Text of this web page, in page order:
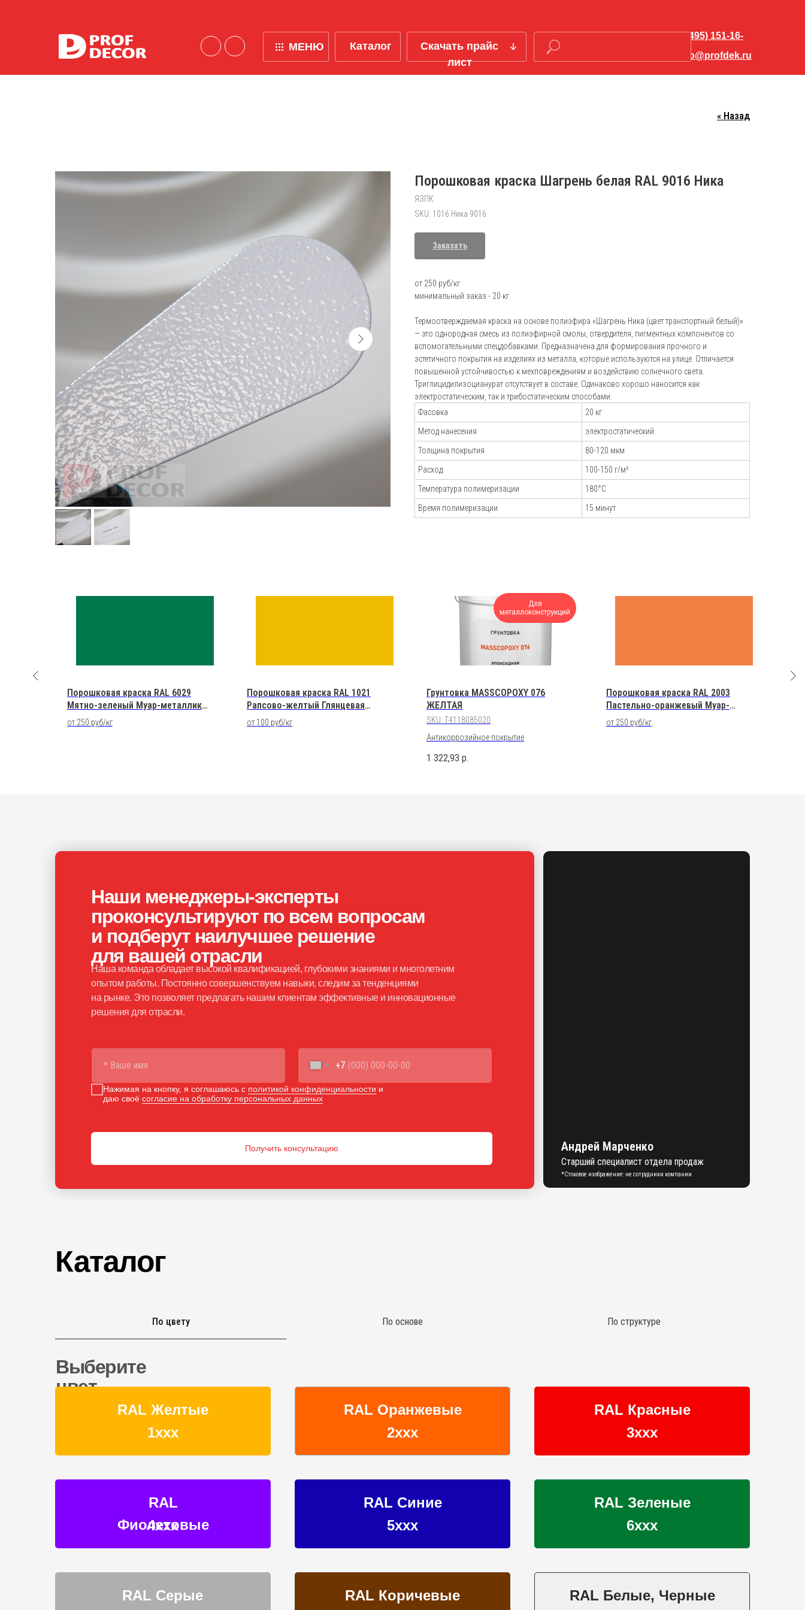
МЕНЮ
Скачать прайс
лист
Каталог
+7 (495) 151-16-
hello@profdek.ru
Оборудование
Краски эконом-сегмента
Смывка
Линии порошковой окраски
Пистолеты-распылители
Эпоксидные краски
Эпоксидно-полиэфирные краски
Полиуретановые краски
Термопластичные краски
Разработка краски на заказ
Аксессуары для окраски
г. Ярославль, ул. Полушкина роща, д.
16с34
Блог
порошковой
краски
Калькулятор
расхода краски
Отзывы
Установки порошковой окраски Tesla
Установки порошковой окраски Радар
Установки порошковой окраски Electron
« Назад
Порошковая краска Шагрень белая RAL 9016 Ника
ЯЗПК
SKU: 1016 Ника 9016
Заказать
от 250 руб/кг
минимальный заказ - 20 кг
Термоотверждаемая краска на основе полиэфира «Шагрень Ника (цвет транспортный белый)»
— это однородная смесь из полиэфирной смолы, отвердителя, пигментных компонентов со
вспомогательными спецдобавками. Предназначена для формирования прочного и
эстетичного покрытия на изделиях из металла, которые используются на улице. Отличается
повышенной устойчивостью к мехповреждениям и воздействию солнечного света.
Триглицидилизоцианурат отсутствует в составе. Одинаково хорошо наносится как
электростатическим, так и трибостатическим способами.
Фасовка
20 кг
Метод нанесения
электростатический
Толщина покрытия
80-120 мкм
Расход
100-150 г/м²
Температура полимеризации
180°С
Время полимеризации
15 минут
Порошковая краска RAL 6029
Мятно-зеленый Муар-металлик
Полиэфирная
от 250 руб/кг
Порошковая краска RAL 1021
Рапсово-желтый Глянцевая
Полиэфирная
от 100 руб/кг
Для
металлоконструкций
Грунтовка MASSCOPOXY 076
ЖЕЛТАЯ
SKU: T4118085020
Антикоррозийное покрытие
1 322,93 р.
Порошковая краска RAL 2003
Пастельно-оранжевый Муар-
металлик Полиэфирная
от 250 руб/кг
Андрей Марченко
Старший специалист отдела продаж
Наши менеджеры-эксперты
проконсультируют по всем вопросам
и подберут наилучшее решение
для вашей отрасли
Наша команда обладает высокой квалификацией, глубокими знаниями и многолетним
опытом работы. Постоянно совершенствуем навыки, следим за тенденциями
на рынке. Это позволяет предлагать нашим клиентам эффективные и инновационные
решения для отрасли.
+7
Нажимая на кнопку, я соглашаюсь с политикой конфиденциальности и
даю своё согласие на обработку персональных данных
Получить консультацию
*Стоковое изображение: не сотрудники компании.
Каталог
По цвету По основе По структуре
Выберите
цвет
RAL Желтые RAL Оранжевые RAL Красные
RAL
Фиолетовые
RAL Синие RAL Зеленые
RAL Серые RAL Коричевые RAL Белые, Черные
1ххх 2ххх 3ххх
4ххх 5ххх 6ххх